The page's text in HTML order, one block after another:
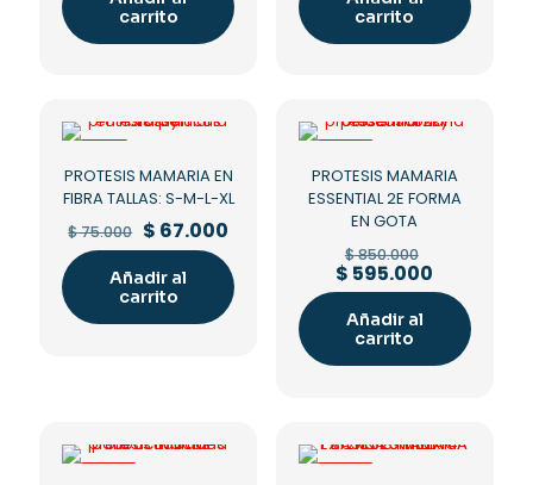
$ 1.890.000.
carrito
$ 260.000.
carrito
PROTESIS MAMARIA EN
FIBRA TALLAS: S-M-L-XL
$75.000 Original
price
was:
$ 75.000.
$ 67.000
is:
$ 67.000.
Añadir al
carrito
PROTESIS MAMARIA
ESSENTIAL 2E FORMA
EN GOTA
$850.000
price
was:
$ 850.000.
$ 595.000
price
$ 595.000.
Añadir al
carrito